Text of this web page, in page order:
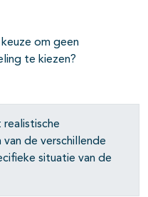
om geen
te kiezen?
van de verschillende
situatie van de